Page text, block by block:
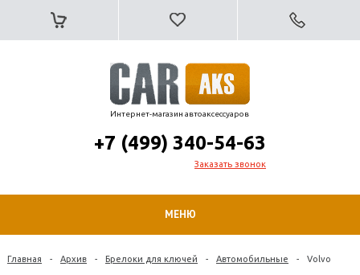
Интернет-магазин автоаксессуаров
+7 (499) 340-54-63
Заказать звонок
МЕНЮ
Главная - Архив - Брелоки для ключей - Автомобильные - Volvo